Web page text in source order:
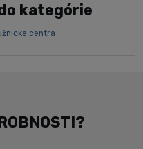
kategórie
centrá